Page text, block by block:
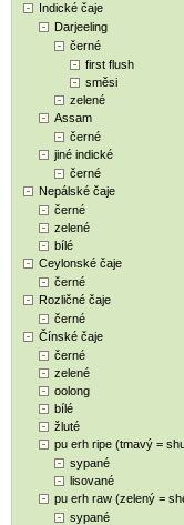
Indické čaje
Darjeeling
černé
first flush
směsi
zelené
Assam
černé
jiné indické
černé
Nepálské čaje
černé
zelené
bílé
Ceylonské čaje
černé
Rozličné čaje
černé
Čínské čaje
černé
zelené
oolong
bílé
žluté
pu erh ripe (tmavý =
sypané
lisované
pu erh raw (zelený =
sypané